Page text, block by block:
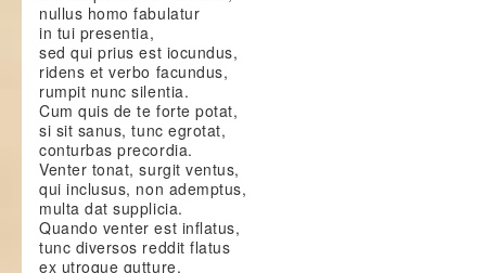
nullus homo fabulatur
in tui presentia,
sed qui prius est iocundus,
ridens et verbo facundus,
rumpit nunc silentia.
Cum quis de te forte potat,
si sit sanus, tunc egrotat,
conturbas precordia.
Venter tonat, surgit ventus,
qui inclusus, non ademptus,
multa dat supplicia.
Quando venter est inflatus,
tunc diversos reddit flatus
ex utroque gutture.